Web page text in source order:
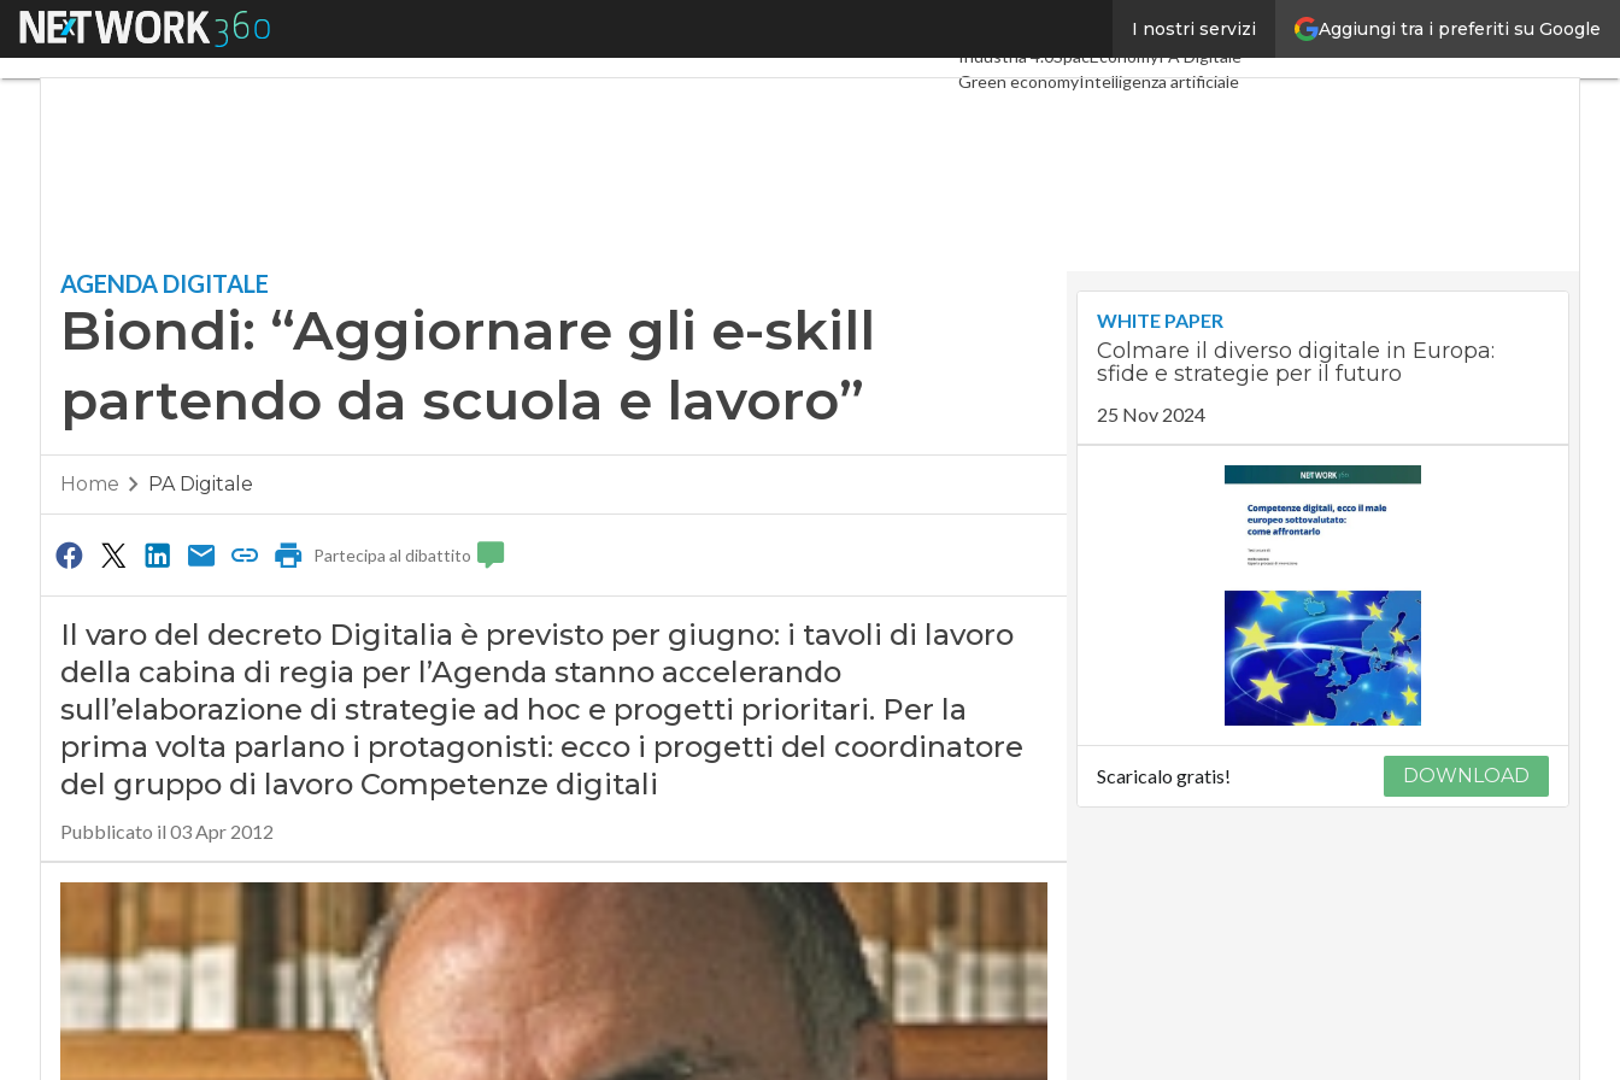
Aggiungi tra i preferiti su Google
I nostri servizi
Menu Digital EconomyTelco
Industria 4.0SpacEconomyPA Digitale
Green economyIntelligenza artificiale
AGENDA DIGITALE
Biondi: “Aggiornare gli e-skill
partendo da scuola e lavoro”
Home PA Digitale
Partecipa al dibattito
Il varo del decreto Digitalia è previsto per giugno: i tavoli di lavoro
della cabina di regia per l’Agenda stanno accelerando
sull’elaborazione di strategie ad hoc e progetti prioritari. Per la
prima volta parlano i protagonisti: ecco i progetti del coordinatore
del gruppo di lavoro Competenze digitali
Pubblicato il 03 Apr 2012
WHITE PAPER
Colmare il diverso digitale in Europa:
sfide e strategie per il futuro
25 Nov 2024
Scaricalo gratis! DOWNLOAD